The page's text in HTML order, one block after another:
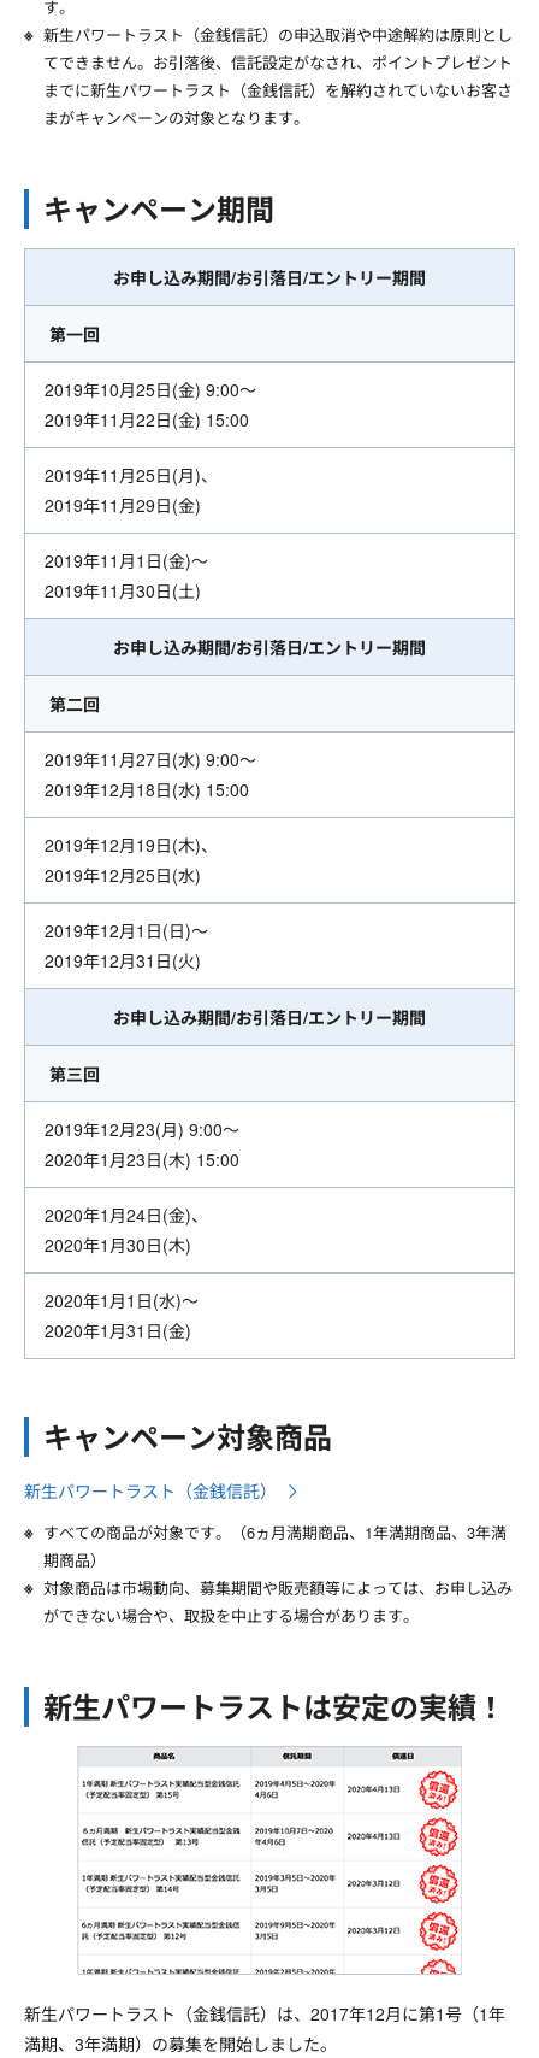
す。
新生パワートラスト（金銭信託）の申込取消や中途解約は原則とし
てできません。お引落後、信託設定がなされ、ポイントプレゼント
までに新生パワートラスト（金銭信託）を解約されていないお客さ
まがキャンペーンの対象となります。
キャンペーン期間
お申し込み期間/お引落日/エントリー期間
第一回
2019年10月25日(金) 9:00～
2019年11月22日(金) 15:00
2019年11月25日(月)、
2019年11月29日(金)
2019年11月1日(金)～
2019年11月30日(土)
お申し込み期間/お引落日/エントリー期間
第二回
2019年11月27日(水) 9:00～
2019年12月18日(水) 15:00
2019年12月19日(木)、
2019年12月25日(水)
2019年12月1日(日)～
2019年12月31日(火)
お申し込み期間/お引落日/エントリー期間
第三回
2019年12月23(月) 9:00～
2020年1月23日(木) 15:00
2020年1月24日(金)、
2020年1月30日(木)
2020年1月1日(水)～
2020年1月31日(金)
キャンペーン対象商品
新生パワートラスト（金銭信託）
すべての商品が対象です。（6ヵ月満期商品、1年満期商品、3年満
期商品）
対象商品は市場動向、募集期間や販売額等によっては、お申し込み
ができない場合や、取扱を中止する場合があります。
新生パワートラストは安定の実績！
新生パワートラスト（金銭信託）は、2017年12月に第1号（1年
満期、3年満期）の募集を開始しました。